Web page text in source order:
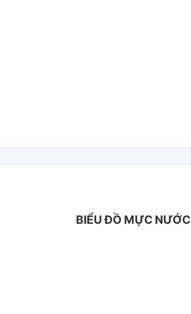
BIỂU ĐỒ MỰC NƯỚC